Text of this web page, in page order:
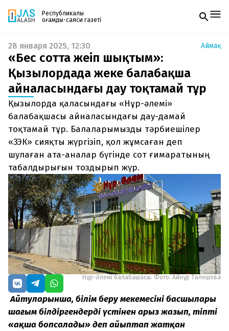
Республикалық
қоғамдық-саяси газеті
Жаңалықтар
Спорт
Live
Руханият
Аймақ
Архив
Заң және тәртіп
Редакциямен байланыс
+7 708 604 51 06
Жарнама бөлімі
+7 701 220 64 52
Пошта
zhasalash100@gmail.com
Газетке жазылу
PDF форматтағы газетті ай сайын электронды
поштаңызға алып отырыңыз. Жаңа нөмір
шыққан сәтте сізге бірден жіберіледі. Тек email
енгізіңіз, біз қалғанын өзіміз жібереміз.
28 января 2025, 12:30 Аймақ
«Бес сотта жеңіп шықтым»:
Қызылордада жеке балабақша
айналасындағы дау тоқтамай тұр
Қызылорда қаласындағы «Нұр-әлемі»
балабақшасы айналасындағы дау-дамай
тоқтамай тұр. Балаларымызды тәрбиешілер
«ЗЭК» сияқты жүргізіп, қол жұмсаған деп
шулаған ата-аналар бүгінде сот ғимаратының
табалдырығын тоздырып жүр.
Нұр-Әлемі балабақшасы. Фото: Айнұр Төлешова
Айтуларынша, білім беру мекемесінің басшылары
шағым білдіргендердің үстінен арыз жазып, тіпті
«ақша бопсалады» деп айыптап жатқан